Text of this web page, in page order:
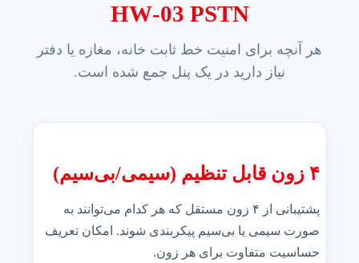
HW‑03 PSTN
هر آنچه برای امنیت خط ثابت خانه، مغازه یا دفتر
نیاز دارید در یک پنل جمع شده است.
۴ زون قابل تنظیم (سیمی/بی‌سیم)
پشتیبانی از ۴ زون مستقل که هر کدام می‌توانند به
صورت سیمی یا بی‌سیم پیکربندی شوند. امکان تعریف
حساسیت متفاوت برای هر زون.